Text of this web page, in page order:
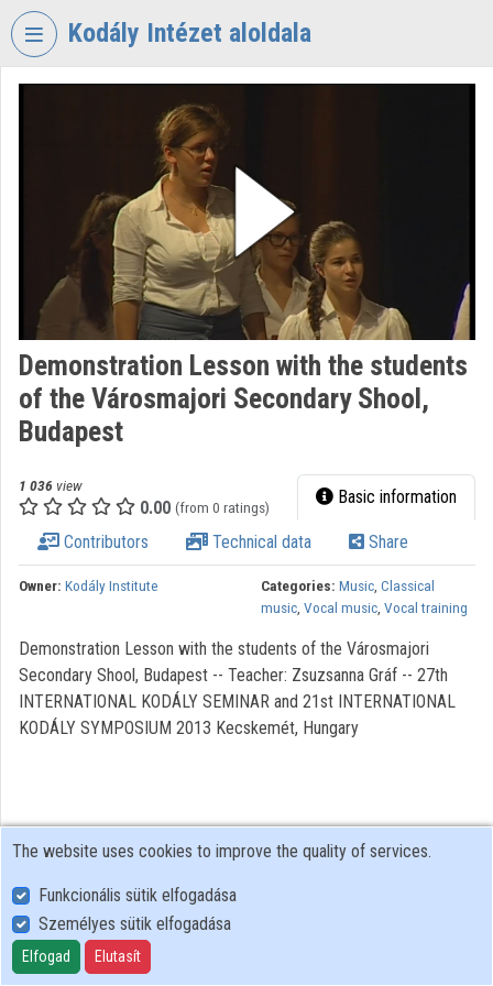
Skip header
Kodály Intézet aloldala
ZENEPEDAGÓGIAI
Organization home
Log In
Organization discovery
Categories
Organizations
Contributors
Demonstration Lesson with the students
of the Városmajori Secondary Shool,
Budapest
1 036 view
0.00 (from 0 ratings) Basic information
Contributors Technical data Share
Owner: Kodály Institute Categories: Music, Classical
music, Vocal music, Vocal training
Demonstration Lesson with the students of the Városmajori
Secondary Shool, Budapest -- Teacher: Zsuzsanna Gráf -- 27th
INTERNATIONAL KODÁLY SEMINAR and 21st INTERNATIONAL
KODÁLY SYMPOSIUM 2013 Kecskemét, Hungary
User Policy
Adatkezelési tájékoztató (en)
Cookie Policy
The website uses cookies to improve the quality of services.
Funkcionális sütik elfogadása
Személyes sütik elfogadása
Elfogad Elutasít